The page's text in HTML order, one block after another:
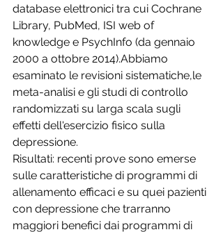
database elettronici tra cui Cochrane
Library, PubMed, ISI web of
knowledge e PsychInfo (da gennaio
2000 a ottobre 2014).Abbiamo
esaminato le revisioni sistematiche,le
meta-analisi e gli studi di controllo
randomizzati su larga scala sugli
effetti dell'esercizio fisico sulla
depressione.
Risultati: recenti prove sono emerse
sulle caratteristiche di programmi di
allenamento efficaci e su quei pazienti
con depressione che trarranno
maggiori benefici dai programmi di